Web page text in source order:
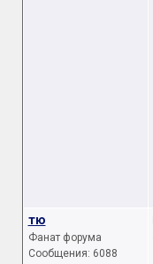
тю
Фанат форума
Сообщения: 6088